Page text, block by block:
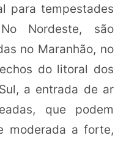
para tempestades
Nordeste, são
no Maranhão, no
do litoral dos
a entrada de ar
que podem
moderada a forte,